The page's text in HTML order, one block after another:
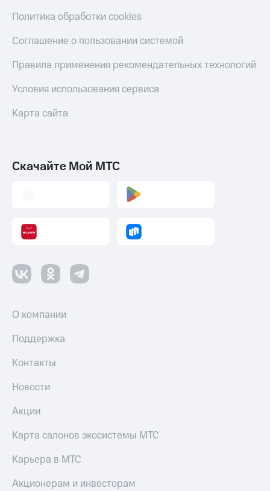
Политика обработки cookies
Соглашение о пользовании системой
Правила применения рекомендательных технологий
Условия использования сервиса
Карта сайта
Скачайте Мой МТС
О компании
Поддержка
Контакты
Новости
Акции
Карта салонов экосистемы МТС
Карьера в МТС
Акционерам и инвесторам